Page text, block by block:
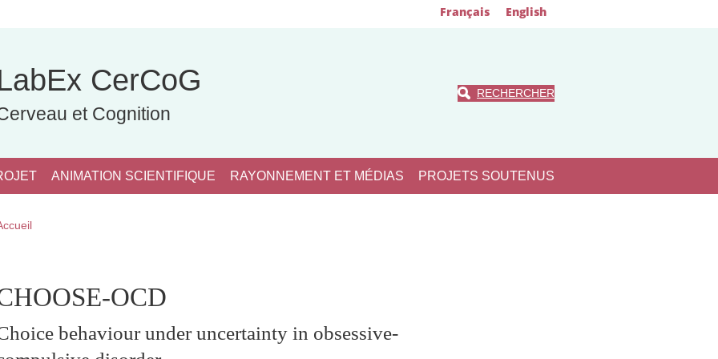
Français English
CerCoG
et Cognition
RECHERCHER
ANIMATION SCIENTIFIQUE RAYONNEMENT ET MÉDIAS PROJETS SOUTENUS
d'Ariane
SidebarOCD
behaviour under uncertainty in obsessive-